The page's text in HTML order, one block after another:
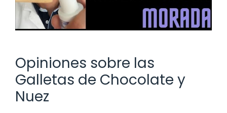
Opiniones sobre las
Galletas de Chocolate y
Nuez